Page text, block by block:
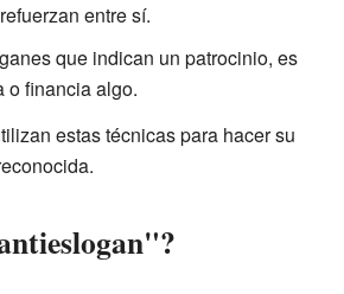
entre sí.
que indican un patrocinio, es
o financia algo.
estas técnicas para hacer su